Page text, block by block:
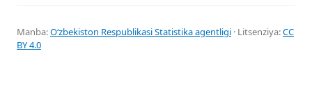
Manba:Oʻzbekiston Respublikasi Statistika agentligi · Litsenziya:CC
BY 4.0